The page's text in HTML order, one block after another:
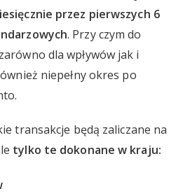
przez pierwszych 6
. Przy czym do
dla wpływów jak i
niepełny okres po
transakcje będą zaliczane na
tylko te dokonane w kraju: